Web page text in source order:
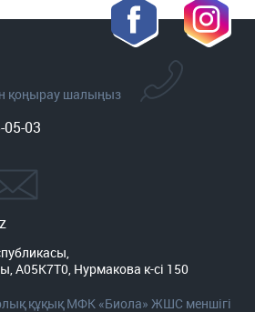
қоңырау шалыңыз
05-03
A05K7T0, Нурмакова к-сі 150
құқық МФК «Биола» ЖШС меншігі